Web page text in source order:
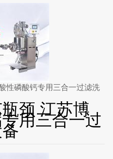
颈 江苏博
用三合一过